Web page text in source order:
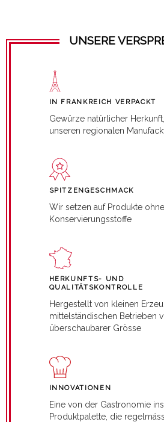
UNSERE
IN FRANKREICH VERPACKT
Gewürze natürlicher
unseren regionalen
SPITZENGESCHMACK
Wir setzen auf Produkte
Konservierungsstoffe
HERKUNFTS- UND
QUALITÄTSKONTROLLE
Hergestellt von kleinen
mittelständischen Betrieben
überschaubarer Grösse
INNOVATIONEN
Eine von der Gastronomie
Produktpalette, die